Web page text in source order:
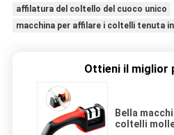
affilatura del coltello del cuoco unico
macchina per affilare i coltelli tenuta
Ottieni il miglior
Bella
coltelli